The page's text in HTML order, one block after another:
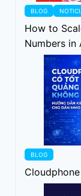
BLOG
How to
Numbers in
BLOG